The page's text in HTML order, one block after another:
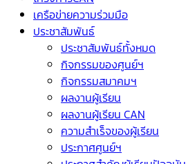
เครือข่ายความร่วมมือ
ประชาสัมพันธ์
ประชาสัมพันธ์ทั้งหมด
กิจกรรมของศูนย์ฯ
กิจกรรมสมาคมฯ
ผลงานผู้เรียน
ผลงานผู้เรียน CAN
ความสำเร็จของผู้เรียน
ประกาศศูนย์ฯ